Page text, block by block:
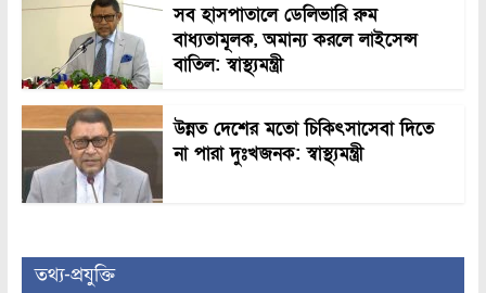
সব হাসপাতালে ডেলিভারি রুম
বাধ্যতামূলক, অমান্য করলে লাইসেন্স
বাতিল: স্বাস্থ্যমন্ত্রী
উন্নত দেশের মতো চিকিৎসাসেবা দিতে
না পারা দুঃখজনক: স্বাস্থ্যমন্ত্রী
তথ্য-প্রযুক্তি